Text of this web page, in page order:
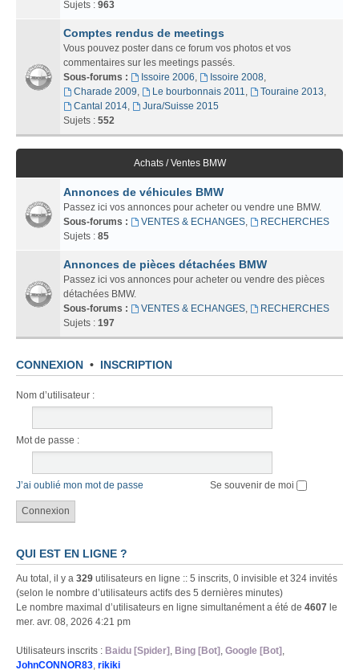
Sujets : 963
Comptes rendus de meetings
Vous pouvez poster dans ce forum vos photos et vos
commentaires sur les meetings passés.
Sous-forums :
Issoire 2006, Issoire 2008,
Charade 2009, Le bourbonnais 2011, Touraine 2013,
Cantal 2014,
Jura/Suisse 2015
Sujets : 552
Achats / Ventes BMW
Annonces de véhicules BMW
Passez ici vos annonces pour acheter ou vendre une BMW.
Sous-forums :
VENTES & ECHANGES,
RECHERCHES
Sujets : 85
Annonces de pièces détachées BMW
Passez ici vos annonces pour acheter ou vendre des pièces
détachées BMW.
Sous-forums :
VENTES & ECHANGES,
RECHERCHES
Sujets : 197
CONNEXION • INSCRIPTION
Nom d’utilisateur :
Mot de passe :
J’ai oublié mon mot de passe Se souvenir de moi
QUI EST EN LIGNE ?
Au total, il y a 329 utilisateurs en ligne :: 5 inscrits, 0 invisible et 324 invités
(selon le nombre d’utilisateurs actifs des 5 dernières minutes)
Le nombre maximal d’utilisateurs en ligne simultanément a été de 4607 le
mer. avr. 08, 2026 4:21 pm
Utilisateurs inscrits : Baidu [Spider], Bing [Bot], Google [Bot],
JohnCONNOR83, rikiki